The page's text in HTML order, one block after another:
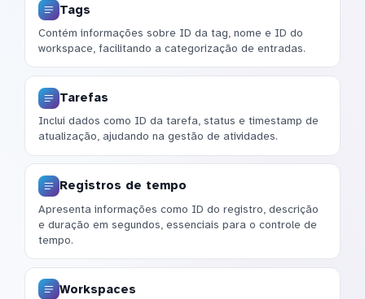
Tags
Contém informações sobre ID da tag, nome e ID do
workspace, facilitando a categorização de entradas.
Tarefas
Inclui dados como ID da tarefa, status e timestamp de
atualização, ajudando na gestão de atividades.
Registros de tempo
Apresenta informações como ID do registro, descrição
e duração em segundos, essenciais para o controle de
tempo.
Workspaces